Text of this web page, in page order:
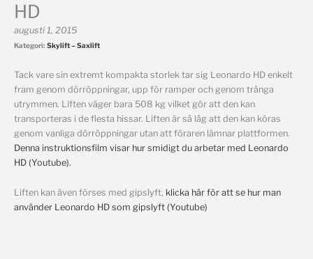
HD
augusti 1, 2015
Kategori: Skylift – Saxlift
Tack vare sin extremt kompakta storlek tar sig Leonardo HD enkelt
fram genom dörröppningar, upp för ramper och genom trånga
utrymmen. Liften väger bara 508 kg vilket gör att den kan
transporteras i de flesta hissar. Liften är så låg att den kan köras
genom vanliga dörröppningar utan att föraren lämnar plattformen.
Denna instruktionsfilm visar hur smidigt du arbetar med Leonardo
HD (Youtube).
Liften kan även förses med gipslyft, klicka här för att se hur man
använder Leonardo HD som gipslyft (Youtube)